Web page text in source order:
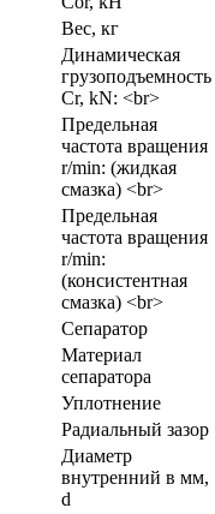
Вес, кг
Динамическая
грузоподъемность
Cr, kN: <br>
Предельная
частота вращения
r/min: (жидкая
смазка) <br>
Предельная
частота вращения
r/min:
(консистентная
смазка) <br>
Сепаратор
Материал
сепаратора
Уплотнение
Радиальный зазор
Диаметр
внутренний в мм,
d